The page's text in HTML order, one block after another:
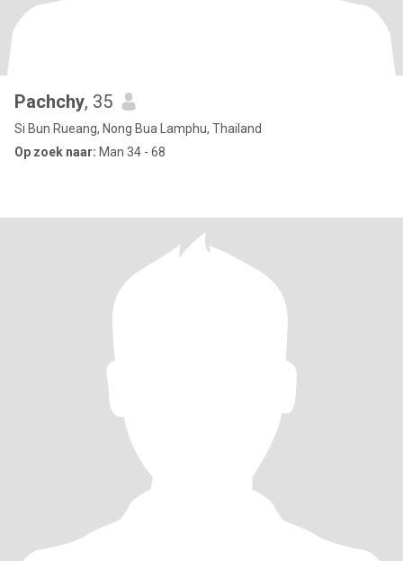
Pachchy, 35
Si Bun Rueang, Nong Bua Lamphu, Thailand
Op zoek naar: Man 34 - 68